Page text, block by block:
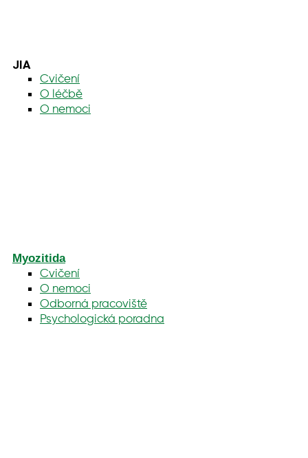
JIA
Cvičení
O léčbě
O nemoci
Myozitida
Cvičení
O nemoci
Odborná pracoviště
Psychologická poradna